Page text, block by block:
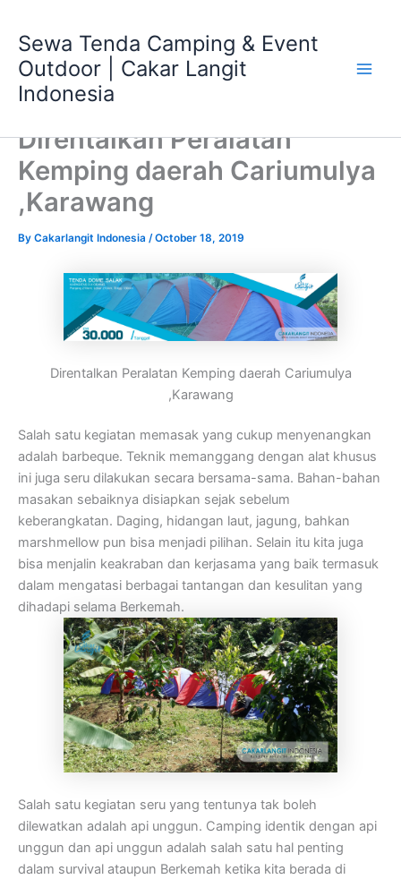
content
Sewa Tenda Camping & Event
Outdoor | Cakar Langit
Indonesia
Direntalkan Peralatan
Kemping daerah Cariumulya
,Karawang
By Cakarlangit Indonesia /October 18, 2019
Direntalkan Peralatan Kemping daerah Cariumulya
,Karawang
Salah satu kegiatan memasak yang cukup menyenangkan
adalah barbeque. Teknik memanggang dengan alat khusus
ini juga seru dilakukan secara bersama-sama. Bahan-bahan
masakan sebaiknya disiapkan sejak sebelum
keberangkatan. Daging, hidangan laut, jagung, bahkan
marshmellow pun bisa menjadi pilihan. Selain itu kita juga
bisa menjalin keakraban dan kerjasama yang baik termasuk
dalam mengatasi berbagai tantangan dan kesulitan yang
dihadapi selama Berkemah.
Salah satu kegiatan seru yang tentunya tak boleh
dilewatkan adalah api unggun. Camping identik dengan api
unggun dan api unggun adalah salah satu hal penting
dalam survival ataupun Berkemah ketika kita berada di